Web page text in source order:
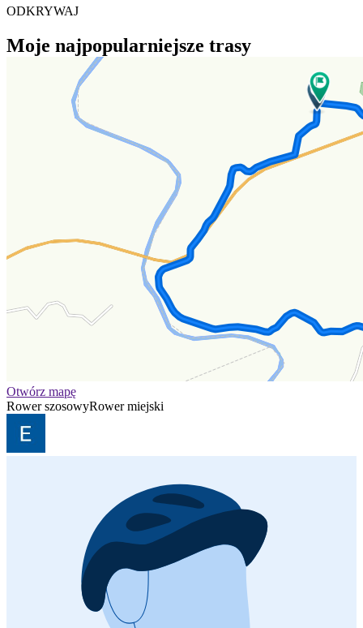
ODKRYWAJ
Moje najpopularniejsze trasy
Otwórz mapę
Rower szosowyRower miejski